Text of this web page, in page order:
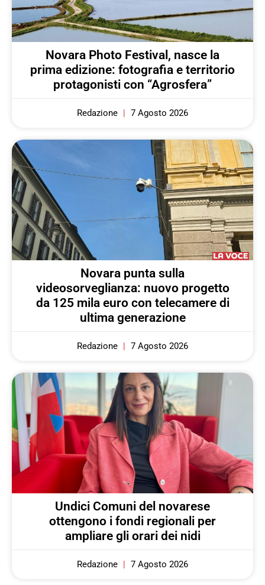
Novara Photo Festival, nasce la
prima edizione: fotografia e territorio
protagonisti con “Agrosfera”
Redazione 7 Agosto 2026
Novara punta sulla
videosorveglianza: nuovo progetto
da 125 mila euro con telecamere di
ultima generazione
Redazione 7 Agosto 2026
Undici Comuni del novarese
ottengono i fondi regionali per
ampliare gli orari dei nidi
Redazione 7 Agosto 2026